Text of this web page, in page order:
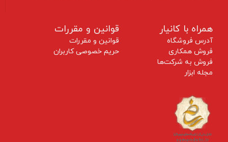
همراه با کانیار
آدرس فروشگاه
فروش همکاری
فروش به شرکت‌ها
مجله ابزار
قوانین و مقررات
قوانین و مقررات
حریم خصوصی کاربران